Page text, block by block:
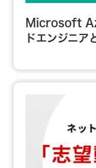
Microsoft
ドエンジニア